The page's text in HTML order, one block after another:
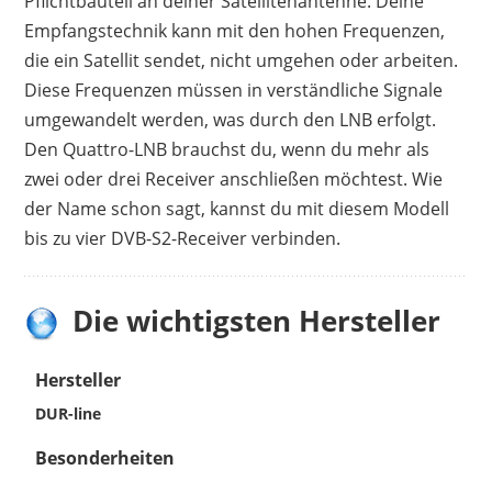
Empfangstechnik kann mit den hohen Frequenzen,
die ein Satellit sendet, nicht umgehen oder arbeiten.
Diese Frequenzen müssen in verständliche Signale
umgewandelt werden, was durch den LNB erfolgt.
Den Quattro-LNB brauchst du, wenn du mehr als
zwei oder drei Receiver anschließen möchtest. Wie
der Name schon sagt, kannst du mit diesem Modell
bis zu vier DVB-S2-Receiver verbinden.
Die wichtigsten Hersteller
Hersteller
DUR-line
Besonderheiten